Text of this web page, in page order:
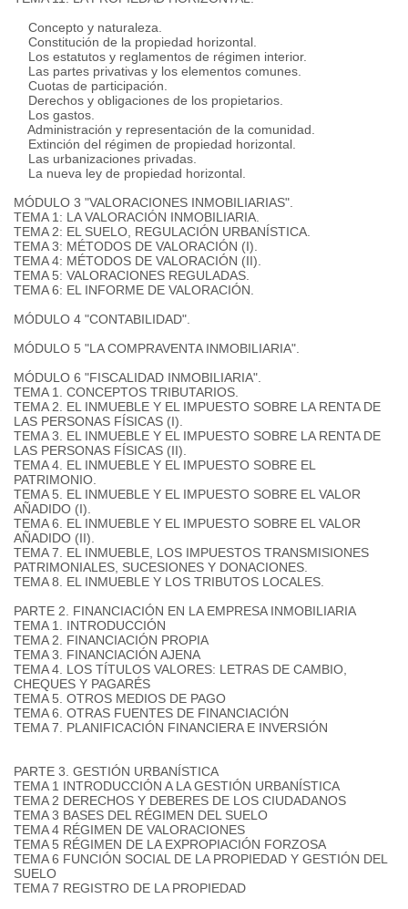
Concepto y naturaleza.
Constitución de la propiedad horizontal.
Los estatutos y reglamentos de régimen interior.
Las partes privativas y los elementos comunes.
Cuotas de participación.
Derechos y obligaciones de los propietarios.
Los gastos.
Administración y representación de la comunidad.
Extinción del régimen de propiedad horizontal.
Las urbanizaciones privadas.
La nueva ley de propiedad horizontal.
MÓDULO 3 "VALORACIONES INMOBILIARIAS".
TEMA 1: LA VALORACIÓN INMOBILIARIA.
TEMA 2: EL SUELO, REGULACIÓN URBANÍSTICA.
TEMA 3: MÉTODOS DE VALORACIÓN (I).
TEMA 4: MÉTODOS DE VALORACIÓN (II).
TEMA 5: VALORACIONES REGULADAS.
TEMA 6: EL INFORME DE VALORACIÓN.
MÓDULO 4 "CONTABILIDAD".
MÓDULO 5 "LA COMPRAVENTA INMOBILIARIA".
MÓDULO 6 "FISCALIDAD INMOBILIARIA".
TEMA 1. CONCEPTOS TRIBUTARIOS.
TEMA 2. EL INMUEBLE Y EL IMPUESTO SOBRE LA RENTA DE
LAS PERSONAS FÍSICAS (I).
TEMA 3. EL INMUEBLE Y EL IMPUESTO SOBRE LA RENTA DE
LAS PERSONAS FÍSICAS (II).
TEMA 4. EL INMUEBLE Y EL IMPUESTO SOBRE EL
PATRIMONIO.
TEMA 5. EL INMUEBLE Y EL IMPUESTO SOBRE EL VALOR
AÑADIDO (I).
TEMA 6. EL INMUEBLE Y EL IMPUESTO SOBRE EL VALOR
AÑADIDO (II).
TEMA 7. EL INMUEBLE, LOS IMPUESTOS TRANSMISIONES
PATRIMONIALES, SUCESIONES Y DONACIONES.
TEMA 8. EL INMUEBLE Y LOS TRIBUTOS LOCALES.
PARTE 2. FINANCIACIÓN EN LA EMPRESA INMOBILIARIA
TEMA 1. INTRODUCCIÓN
TEMA 2. FINANCIACIÓN PROPIA
TEMA 3. FINANCIACIÓN AJENA
TEMA 4. LOS TÍTULOS VALORES: LETRAS DE CAMBIO,
CHEQUES Y PAGARÉS
TEMA 5. OTROS MEDIOS DE PAGO
TEMA 6. OTRAS FUENTES DE FINANCIACIÓN
TEMA 7. PLANIFICACIÓN FINANCIERA E INVERSIÓN
PARTE 3. GESTIÓN URBANÍSTICA
TEMA 1 INTRODUCCIÓN A LA GESTIÓN URBANÍSTICA
TEMA 2 DERECHOS Y DEBERES DE LOS CIUDADANOS
TEMA 3 BASES DEL RÉGIMEN DEL SUELO
TEMA 4 RÉGIMEN DE VALORACIONES
TEMA 5 RÉGIMEN DE LA EXPROPIACIÓN FORZOSA
TEMA 6 FUNCIÓN SOCIAL DE LA PROPIEDAD Y GESTIÓN DEL
SUELO
TEMA 7 REGISTRO DE LA PROPIEDAD